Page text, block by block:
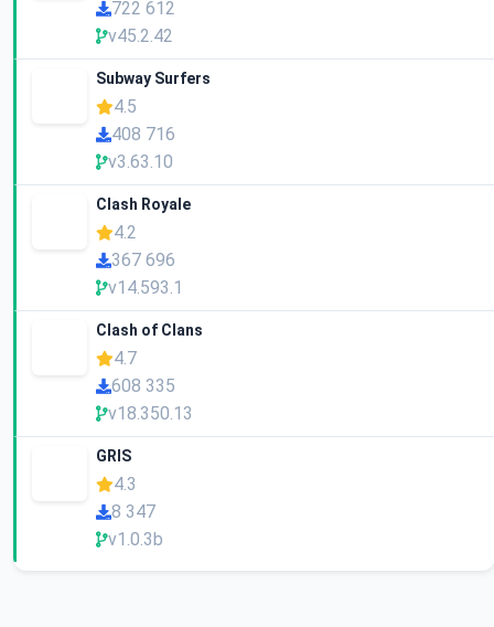
722 612
v45.2.42
Subway Surfers
4.5
408 716
v3.63.10
Clash Royale
4.2
367 696
v14.593.1
Clash of Clans
4.7
608 335
v18.350.13
GRIS
4.3
8 347
v1.0.3b